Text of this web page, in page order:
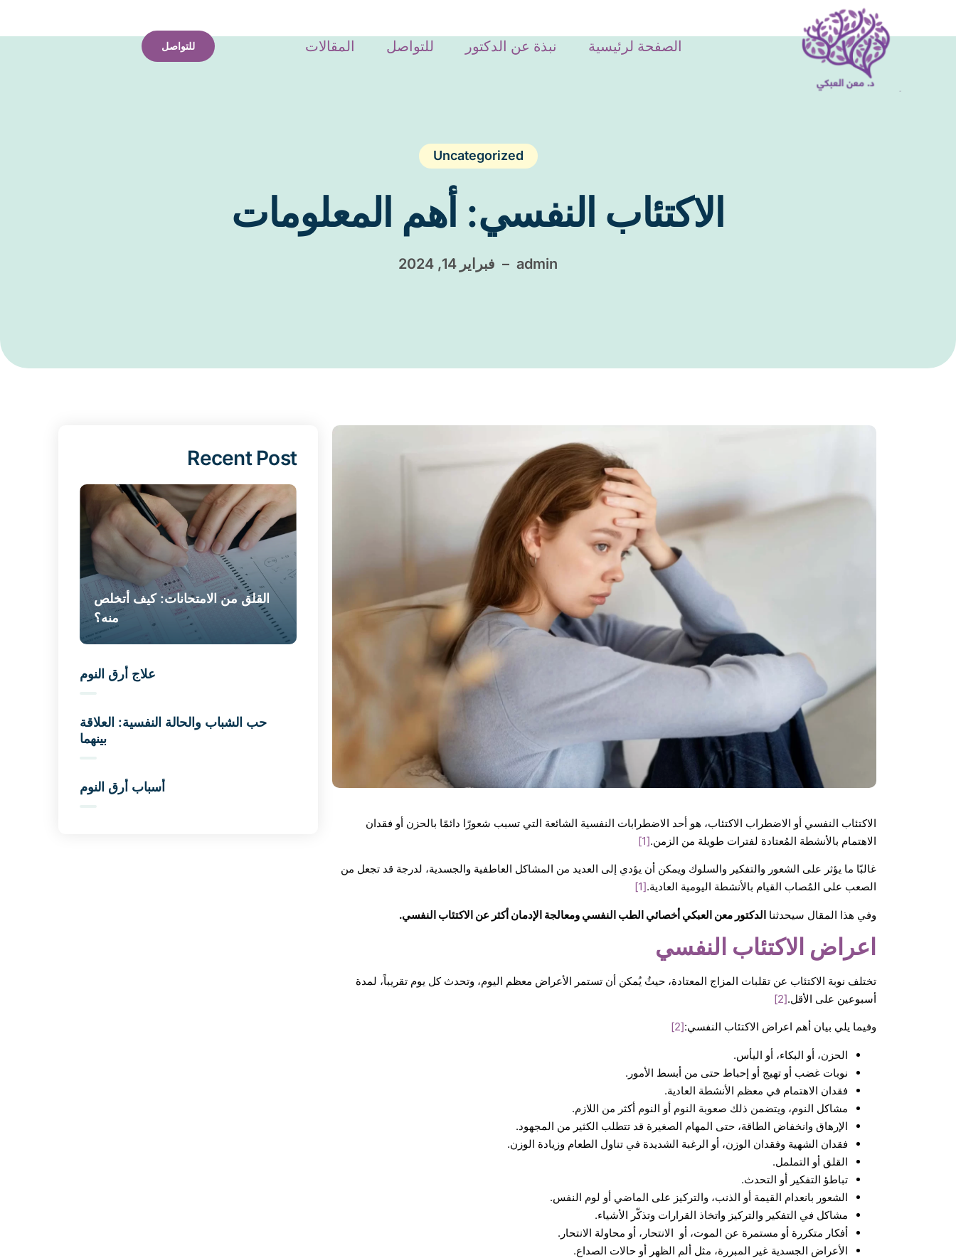
الصفحة لرئيسية نبذة عن الدكتور للتواصل المقالات للتواصل
Uncategorized
الاكتئاب النفسي: أهم المعلومات
admin
– فبراير 14, 2024
الاكتئاب النفسي أو الاضطراب الاكتئاب، هو أحد الاضطرابات النفسية الشائعة التي تسبب شعورًا دائمًا بالحزن أو فقدان
الاهتمام بالأنشطة المُعتادة لفترات طويلة من الزمن.[1]
غالبًا ما يؤثر على الشعور والتفكير والسلوك ويمكن أن يؤدي إلى العديد من المشاكل العاطفية والجسدية، لدرجة قد تجعل من
الصعب على المُصاب القيام بالأنشطة اليومية العادية.[1]
وفي هذا المقال سيحدثنا الدكتور معن العبكي أخصائي الطب النفسي ومعالجة الإدمان أكثر عن الاكتئاب النفسي.
اعراض الاكتئاب النفسي
تختلف نوبة الاكتئاب عن تقلبات المزاج المعتادة، حيثُ يُمكن أن تستمر الأعراض معظم اليوم، وتحدث كل يوم تقريباً، لمدة
أسبوعين على الأقل.[2]
وفيما يلي بيان أهم اعراض الاكتئاب النفسي:[2]
الحزن، أو البكاء، أو اليأس.
نوبات غضب أو تهيج أو إحباط حتى من أبسط الأمور.
فقدان الاهتمام في معظم الأنشطة العادية.
مشاكل النوم، ويتضمن ذلك صعوبة النوم أو النوم أكثر من اللازم.
الإرهاق وانخفاض الطاقة، حتى المهام الصغيرة قد تتطلب الكثير من المجهود.
فقدان الشهية وفقدان الوزن، أو الرغبة الشديدة في تناول الطعام وزيادة الوزن.
القلق أو التململ.
تباطؤ التفكير أو التحدث.
الشعور بانعدام القيمة أو الذنب، والتركيز على الماضي أو لوم النفس.
مشاكل في التفكير والتركيز واتخاذ القرارات وتذكّر الأشياء.
أفكار متكررة أو مستمرة عن الموت، أو الانتحار، أو محاولة الانتحار.
الأعراض الجسدية غير المبررة، مثل ألم الظهر أو حالات الصداع.
Recent Post
القلق من الامتحانات: كيف أتخلص
منه؟
علاج أرق النوم
حب الشباب والحالة النفسية: العلاقة
بينهما
أسباب أرق النوم